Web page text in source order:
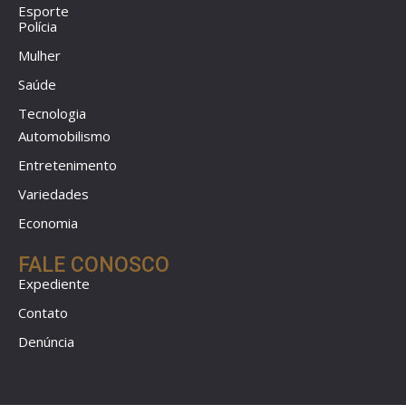
Esporte
Polícia
Mulher
Saúde
Tecnologia
Automobilismo
Entretenimento
Variedades
Economia
FALE CONOSCO
Expediente
Contato
Denúncia